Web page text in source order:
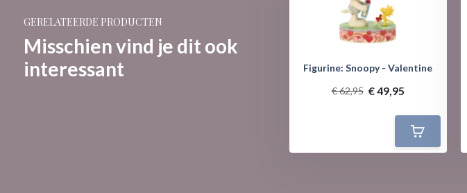
GERELATEERDE PRODUCTEN
Misschien vind je dit ook
interessant
- Strawberries
Figurine: Snoopy - Valentine
€ 62,95 € 49,95